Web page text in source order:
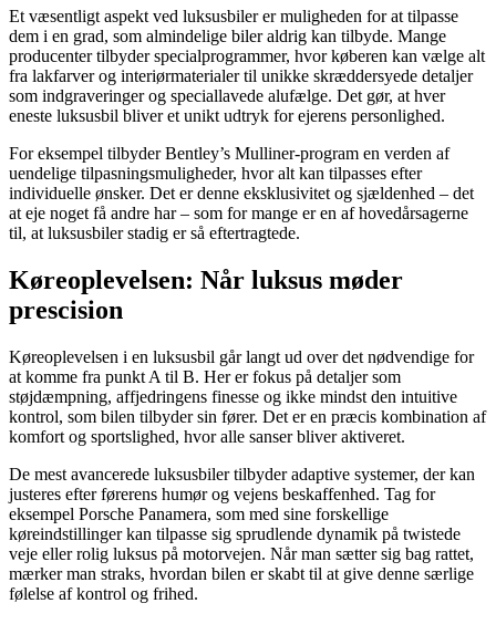
Et væsentligt aspekt ved luksusbiler er muligheden for at tilpasse
dem i en grad, som almindelige biler aldrig kan tilbyde. Mange
producenter tilbyder specialprogrammer, hvor køberen kan vælge alt
fra lakfarver og interiørmaterialer til unikke skræddersyede detaljer
som indgraveringer og speciallavede alufælge. Det gør, at hver
eneste luksusbil bliver et unikt udtryk for ejerens personlighed.
For eksempel tilbyder Bentley’s Mulliner-program en verden af
uendelige tilpasningsmuligheder, hvor alt kan tilpasses efter
individuelle ønsker. Det er denne eksklusivitet og sjældenhed – det
at eje noget få andre har – som for mange er en af hovedårsagerne
til, at luksusbiler stadig er så eftertragtede.
Køreoplevelsen: Når luksus møder
prescision
Køreoplevelsen i en luksusbil går langt ud over det nødvendige for
at komme fra punkt A til B. Her er fokus på detaljer som
støjdæmpning, affjedringens finesse og ikke mindst den intuitive
kontrol, som bilen tilbyder sin fører. Det er en præcis kombination af
komfort og sportslighed, hvor alle sanser bliver aktiveret.
De mest avancerede luksusbiler tilbyder adaptive systemer, der kan
justeres efter førerens humør og vejens beskaffenhed. Tag for
eksempel Porsche Panamera, som med sine forskellige
køreindstillinger kan tilpasse sig sprudlende dynamik på twistede
veje eller rolig luksus på motorvejen. Når man sætter sig bag rattet,
mærker man straks, hvordan bilen er skabt til at give denne særlige
følelse af kontrol og frihed.